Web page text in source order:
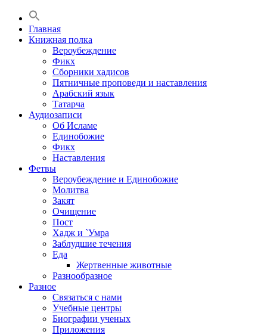
Главная
Книжная полка
Вероубеждение
Фикх
Сборники хадисов
Пятничные проповеди и наставления
Арабский язык
Татарча
Аудиозаписи
Об Исламе
Единобожие
Фикх
Наставления
Фетвы
Вероубеждение и Единобожие
Молитва
Закят
Очищение
Пост
Хадж и `Умра
Заблудшие течения
Еда
Жертвенные животные
Разнообразное
Разное
Связаться с нами
Учебные центры
Биографии ученых
Приложения